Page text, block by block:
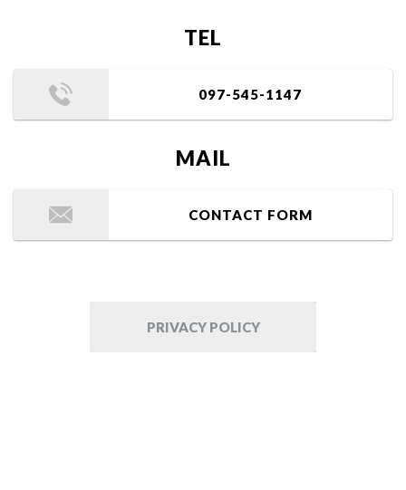
TEL
097-545-1147
MAIL
CONTACT FORM
PRIVACY POLICY